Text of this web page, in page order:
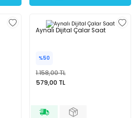
Aynalı Dijital Çalar Saat
%50
1.158,00 TL
579,00 TL